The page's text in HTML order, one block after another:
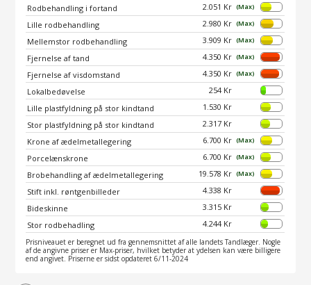
Rodbehandling i fortand 2.051 Kr (Max)
Lille rodbehandling 2.980 Kr (Max)
Mellemstor rodbehandling 3.909 Kr (Max)
Fjernelse af tand 4.350 Kr (Max)
Fjernelse af visdomstand 4.350 Kr (Max)
Lokalbedøvelse
254 Kr
Lille plastfyldning på stor kindtand
1.530 Kr
Stor plastfyldning på stor kindtand
2.317 Kr
Krone af ædelmetallegering
6.700 Kr (Max)
Porcelænskrone 6.700 Kr (Max)
Brobehandling af ædelmetallegering 19.578 Kr (Max)
Stift inkl. røntgenbilleder
4.338 Kr
Bideskinne
3.315 Kr
Stor rodbehadling
4.244 Kr
Prisniveauet er beregnet ud fra gennemsnittet af alle landets Tandlæger. Nogle
af de angivne priser er Max-priser, hvilket betyder at ydelsen kan være billigere
end angivet. Priserne er sidst opdateret 6/11-2024